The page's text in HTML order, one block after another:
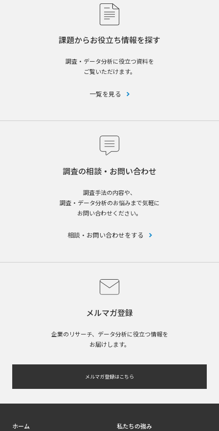
課題からお役立ち情報を探す
調査・データ分析に役立つ資料を
ご覧いただけます。
一覧を見る
調査の相談・お問い合わせ
調査手法の内容や、
調査・データ分析のお悩みまで気軽に
お問い合わせください。
相談・お問い合わせをする
メルマガ登録
企業のリサーチ、データ分析に役立つ情報を
お届けします。
メルマガ登録はこちら
ホーム 私たちの強み